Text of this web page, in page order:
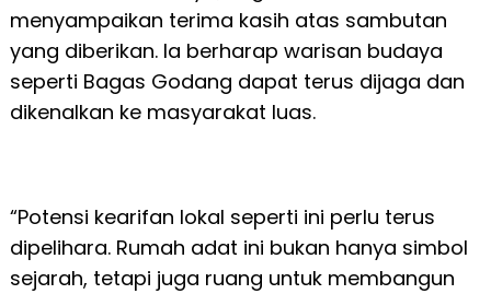
menyampaikan terima kasih atas sambutan
yang diberikan. Ia berharap warisan budaya
seperti Bagas Godang dapat terus dijaga dan
dikenalkan ke masyarakat luas.
“Potensi kearifan lokal seperti ini perlu terus
dipelihara. Rumah adat ini bukan hanya simbol
sejarah, tetapi juga ruang untuk membangun